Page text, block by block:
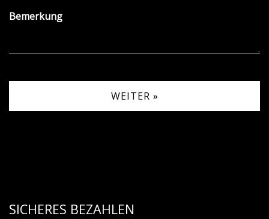
Bemerkung
WEITER »
SICHERES BEZAHLEN